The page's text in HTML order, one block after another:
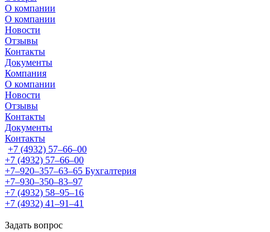
О компании
О компании
Новости
Отзывы
Контакты
Документы
Компания
О компании
Новости
Отзывы
Контакты
Документы
Контакты
+7 (4932) 57‒66‒00
+7 (4932) 57‒66‒00
+7‒920‒357‒63‒65 Бухгалтерия
+7‒930‒350‒83‒97
+7 (4932) 58‒95‒16
+7 (4932) 41‒91‒41
Задать вопрос